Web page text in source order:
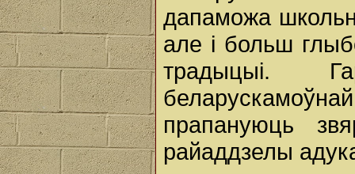
дапаможа
але і больш
традыцыі.
прапануюць
райаддзелы